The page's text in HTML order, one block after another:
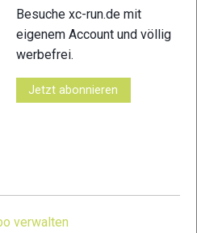
Besuche xc-run.de mit
eigenem Account und völlig
werbefrei.
Jetzt abonnieren
verwalten